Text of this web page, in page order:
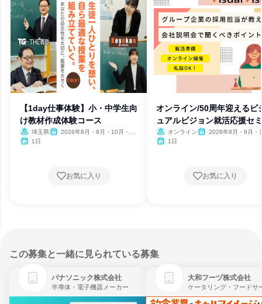
【1day仕事体験】小・中学生向
け教材作成体験コース
埼玉県
2026年8月・9月・10月・11
1日
お気に入り
オンライン/50周年迎えるビ
ュアルビジョン就活応援セ
ー
オンライン
2026年8月・9月・
1日
お気に入り
この募集と一緒に見られている募集
パナソニック株式会社
半導体・電子機器メーカー
大和フーヅ株式会社